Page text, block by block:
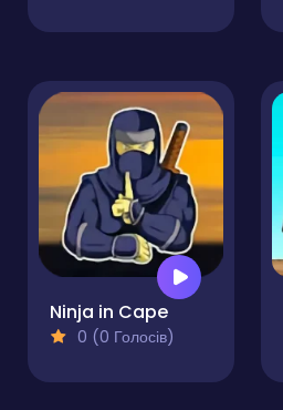
Ninja in Cape
0 (0 Голосів)